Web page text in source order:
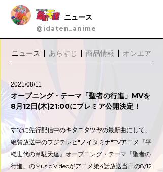
ニュース
@idaten_anime
ニュース あらすじ 商品情報 オンエア
2021/08/11
オープニング・テーマ「聖者の行進」MVを
8月12日(木)21:00にプレミア公開決定！
すでに先行配信中のキタニタツヤの最新曲にして、
絶賛放送中のフジテレビ"ノイタミナ"TVアニメ『平
穏世代の韋駄天達』オープニング・テーマ「聖者の
行進」のMusic Videoがアニメ第4話放送当日の8/12